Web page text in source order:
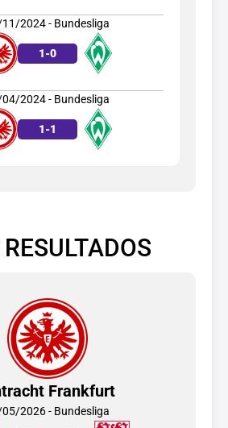
2024 - Bundesliga
1-0
2024 - Bundesliga
1-1
Frankfurt
2026 - Bundesliga